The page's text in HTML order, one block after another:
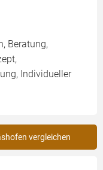
Beratung,
Individueller
vergleichen